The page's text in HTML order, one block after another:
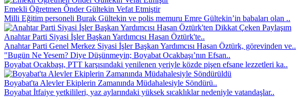
Emekli Öğretmen Ônder Gültekin Vefat Etmiştir
Milli Eğitim personeli Burak Gültekin ve polis memuru Emre Gültekin’in babaları olan ..
Anahtar Parti Siyasi İşler Başkan Yardımcısı Hasan Öztürk'te..
Anahtar Parti Genel Merkez Siyasi İşler Başkan Yardımcısı Hasan Öztürk, görevinden ve..
"Bugün Ne Yesem? Diye Düşünmeyin; Boyabat Ocakbaşı’nın Efsan..
Boyabat Ocakbaşı, PTT karşısındaki yenilenen yeriyle közde pişen efsane lezzetleri ka..
Boyabat'ta Alevler Ekiplerin Zamanında Müdahalesiyle Söndürü..
Boyabat İtfaiye yetkilileri, yaz aylarındaki yüksek sıcaklıklar nedeniyle vatandaşlar..